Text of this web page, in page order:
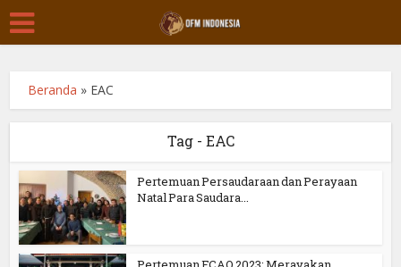
Beranda » EAC
Tag - EAC
Pertemuan Persaudaraan dan Perayaan
Natal Para Saudara...